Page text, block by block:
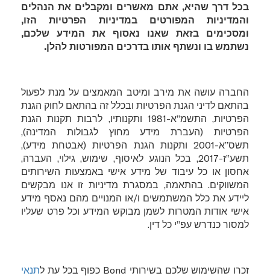
בכל דרך שהיא, אתם מאשרים ומקבלים את הנהלים
והמדיניות המפורטים במדיניות הפרטיות הזו,
ומסכימים בזאת שאנו נאסוף את המידע שלכם,
נשתמש בו ונשתף אותו בדרכים המפורטות להלן.
החברה עושה את מירב ומיטב המאמצים על מנת לפעול
בהתאם לדיני הגנת הפרטיות ובכלל זה בהתאם לחוק הגנת
הפרטיות, התשמ”א-1981 ותקנותיו, לרבות תקנות הגנת
הפרטיות (העברת מידע מחוץ לגבולות המדינה),
תשס”א-2001 ותקנות הגנת הפרטיות (אבטחת מידע),
תשע”ז-2017, בכל הנוגע לאיסוף, שימוש, גילוי, העברה,
אחסון או כל עיבוד של מידע אישי באמצעות השירותים
המשווקים. בהתאמה, במסגרת מדיניות זו אנו מבקשים
ליידע את כלל המשתמשים ו/או המנויים מהם נאסף מידע
אישי אודות המטרות לשמן מבוקש המידע וכל פרט שעליו
למסור כנדרש עפ”י כל דין.
זכרו שהשימוש שלכם בשירותי Bond כפוף בכל עת לתנאי